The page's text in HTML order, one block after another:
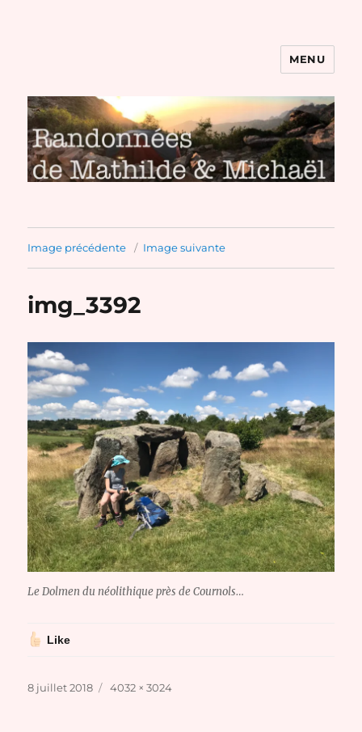
Randonnées de Mathilde et
Michaël
MENU
Image précédente Image suivante
img_3392
Le Dolmen du néolithique près de Cournols…
Like
Publié
8 juillet 2018
Taille
4032 × 3024